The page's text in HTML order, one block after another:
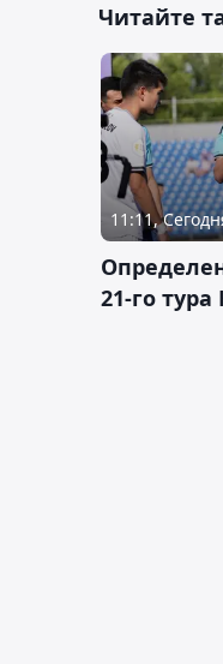
Читайте
11:11,
21-го